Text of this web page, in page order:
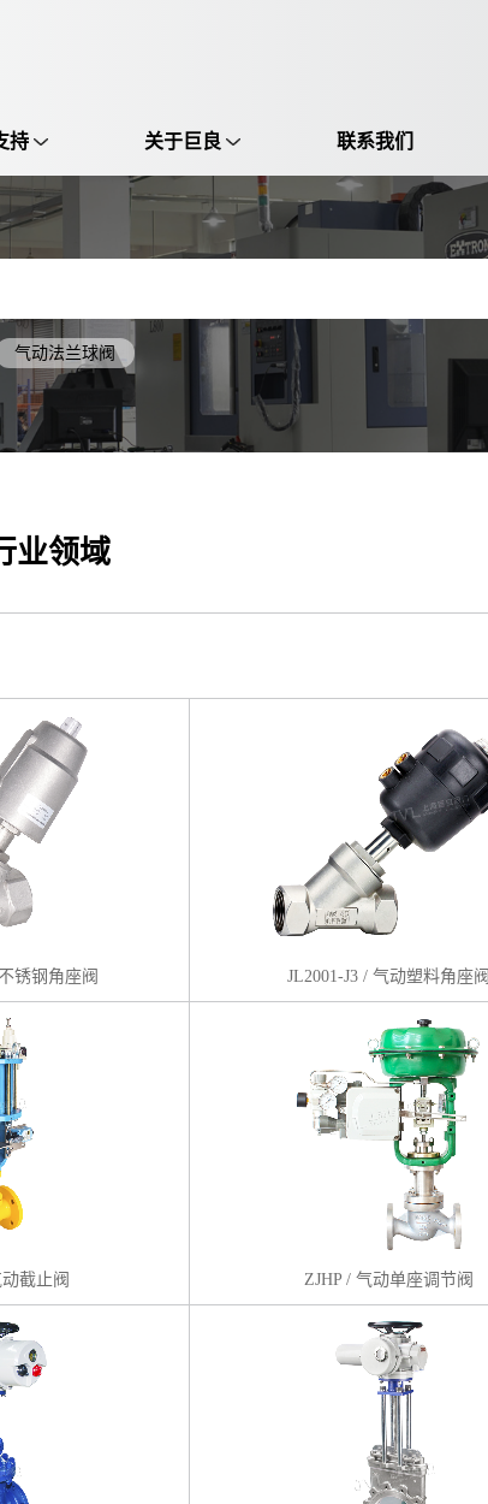
持 关于巨良 联系我们
选择语言:
中文 / Chinese
气动法兰球阀
业领域
锈钢角座阀 JL2001-J3 / 气动塑料角座阀
截止阀 ZJHP / 气动单座调节阀